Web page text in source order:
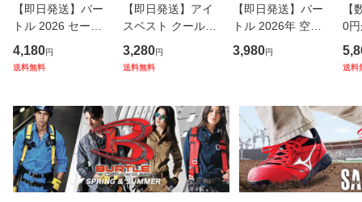
【即日発送】バー
トル 2026 セーフ
ティースニーカー
安全靴 3301 ロー
性 耐油 耐滑 鋼製
先芯 制菌 消
4,180円
送料無料
【即日発送】アイ
スベスト クールベ
スト 保冷剤 4個付
き 保冷ベスト 熱中
ス AZ-865948 ア
イスパック
3,280円
送料無料
【即日発送】バー
トル 2026年 空調
エアークラフト ハ
イバック 半袖ブル
対応 男女兼用 ハイ
バックファン
3,980円
0
に
送
ー
グ
イ
送料